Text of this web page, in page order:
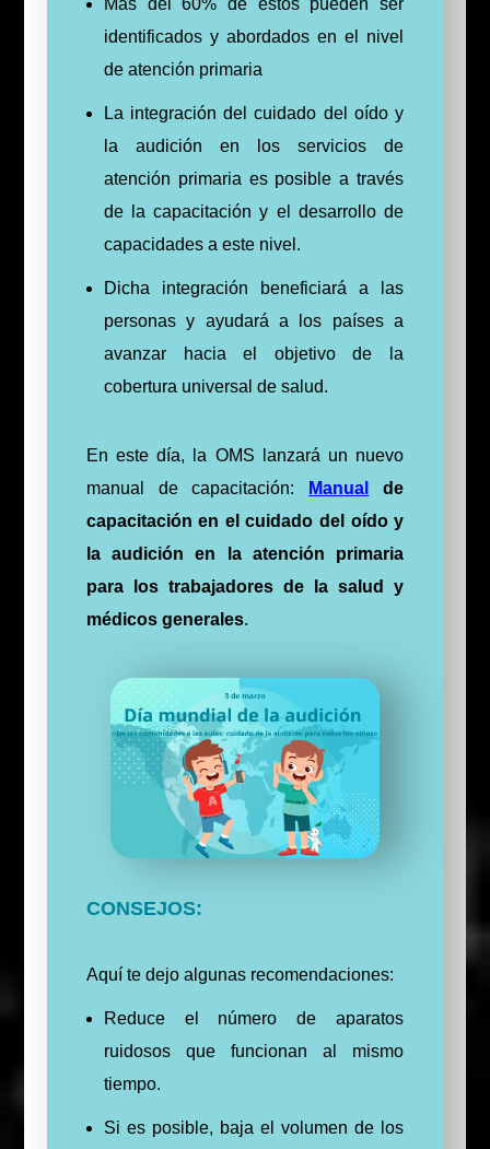
Más del 60% de estos pueden ser
identificados y abordados en el nivel
de atención primaria
La integración del cuidado del oído y
la audición en los servicios de
atención primaria es posible a través
de la capacitación y el desarrollo de
capacidades a este nivel.
Dicha integración beneficiará a las
personas y ayudará a los países a
avanzar hacia el objetivo de la
cobertura universal de salud.
En este día, la OMS lanzará un nuevo
manual de capacitación:
Manual
de
capacitación en el cuidado del oído y
la audición en la atención primaria
para los trabajadores de la salud y
médicos generales.
CONSEJOS:
Aquí te dejo algunas recomendaciones:
Reduce el número de aparatos
ruidosos que funcionan al mismo
tiempo.
Si es posible, baja el volumen de los